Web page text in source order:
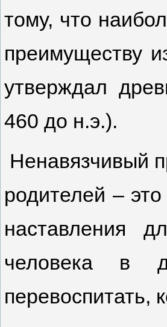
тому, что
преимуществу
утверждал
460 до н.э.).
Ненавязчивый
родителей –
наставления
человека в
перевоспитать,